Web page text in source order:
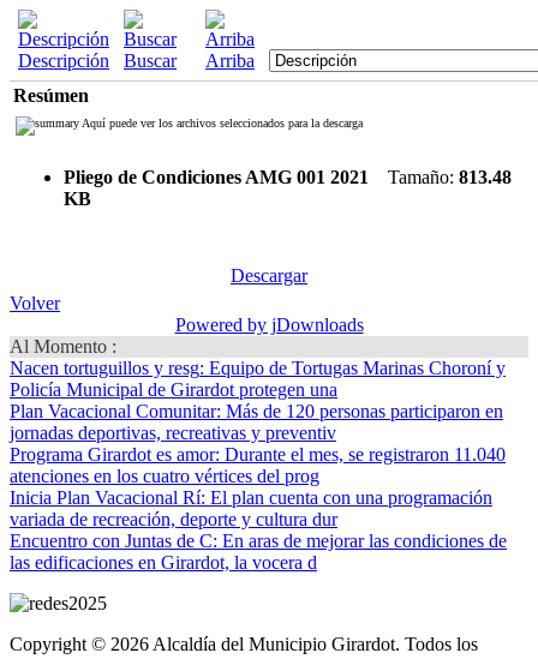
Descripción Buscar
Arriba
Resúmen
Aquí puede ver los archivos seleccionados para la descarga
Pliego de Condiciones AMG 001 2021 Tamaño: 813.48
KB
Descargar
Volver
Powered by jDownloads
Al Momento :
Nacen tortuguillos y resg: Equipo de Tortugas Marinas Choroní y
Policía Municipal de Girardot protegen una
Plan Vacacional Comunitar: Más de 120 personas participaron en
jornadas deportivas, recreativas y preventiv
Programa Girardot es amor: Durante el mes, se registraron 11.040
atenciones en los cuatro vértices del prog
Inicia Plan Vacacional Rí: El plan cuenta con una programación
variada de recreación, deporte y cultura dur
Encuentro con Juntas de C: En aras de mejorar las condiciones de
las edificaciones en Girardot, la vocera d
Copyright © 2026 Alcaldía del Municipio Girardot. Todos los